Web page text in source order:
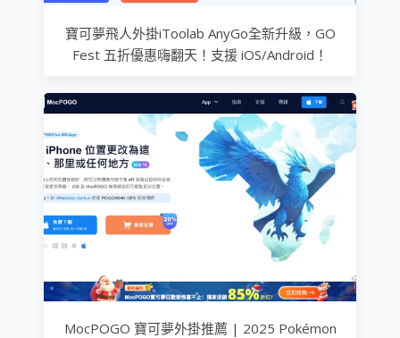
寶可夢飛人外掛iToolab AnyGo全新升級，GO
Fest 五折優惠嗨翻天！支援 iOS/Android！
MocPOGO 寶可夢外掛推薦 | 2025 Pokémon